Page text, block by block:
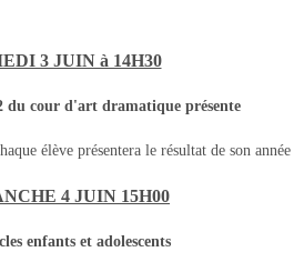
3 JUIN à 14H30
du cour d'art dramatique présente
élève présentera le résultat de son
4 JUIN 15H00
enfants et adolescents